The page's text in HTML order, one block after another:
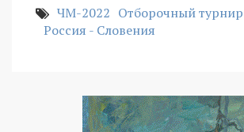
ЧМ-2022 Отборочный
Россия - Словения